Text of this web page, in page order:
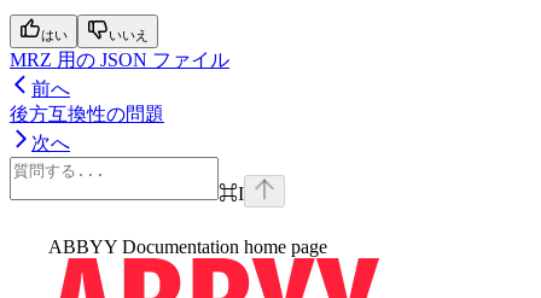
はい いいえ
MRZ 用の JSON ファイル
前へ
後方互換性の問題
次へ
⌘I
ABBYY Documentation home page